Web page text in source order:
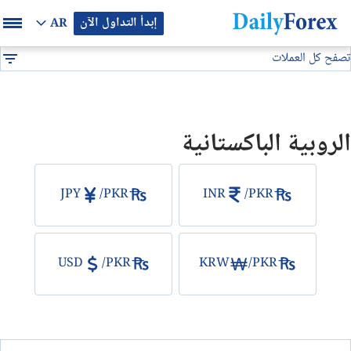
إبدأ التداول الآن AR
بيان إعلاني
تصفح كل العملات
GBP/USD
USD/JPY
USD/CAD
الروبية الباكستانية
PKR
/
INR
PKR
/
JPY
PKR
/
KRW
PKR
/
USD